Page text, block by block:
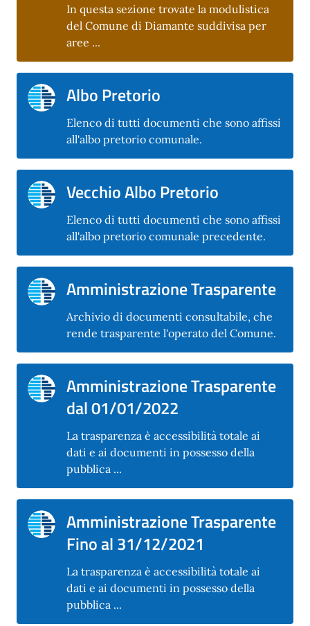
In questa sezione trovate la modulistica
del Comune di Diamante suddivisa per
aree ...
Albo Pretorio
Elenco di tutti documenti che sono affissi
all'albo pretorio comunale.
Vecchio Albo Pretorio
Elenco di tutti documenti che sono affissi
all'albo pretorio comunale precedente.
Amministrazione Trasparente
Archivio di documenti consultabile, che
rende trasparente l'operato del Comune.
Amministrazione Trasparente
dal 01/01/2022
La trasparenza è accessibilità totale ai
dati e ai documenti in possesso della
pubblica ...
Amministrazione Trasparente
Fino al 31/12/2021
La trasparenza è accessibilità totale ai
dati e ai documenti in possesso della
pubblica ...